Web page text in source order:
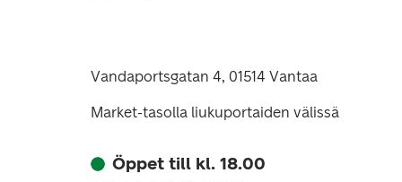
Vandaportsgatan 4, 01514 Vantaa
Market-tasolla liukuportaiden välissä
Öppet till kl. 18.00